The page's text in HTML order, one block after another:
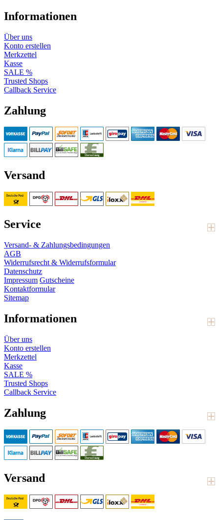
Informationen
Über uns
Konto erstellen
Merkzettel
Kasse
SALE %
Trusted Shops
Callback Service
Zahlung
Versand
Service
Versand- & Zahlungsbedingungen
AGB
Widerrufsrecht & Widerrufsformular
Datenschutz
Impressum Gutscheine
Kontaktformular
Sitemap
Informationen
Über uns
Konto erstellen
Merkzettel
Kasse
SALE %
Trusted Shops
Callback Service
Zahlung
Versand